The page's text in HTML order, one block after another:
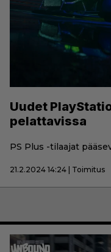
Uudet
pelattavissa
PS Plus -tilaajat
21.2.2024 14:24 | Toimitus